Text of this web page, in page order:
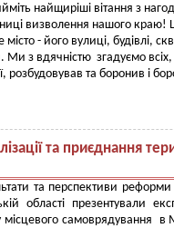
найщиріші вітання з
визволення нашого краю!
місто - його вулиці, будівлі,
Ми з вдячністю згадуємо
розбудовував та боронив і
та приєднання
та перспективи реформи
області презентували
місцевого самоврядування в